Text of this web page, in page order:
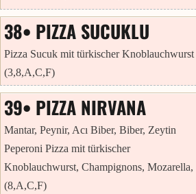
38• PIZZA SUCUKLU
Pizza Sucuk mit türkischer Knoblauchwurst
(3,8,A,C,F)
39• PIZZA NIRVANA
Mantar, Peynir, Acı Biber, Biber, Zeytin
Peperoni Pizza mit türkischer
Knoblauchwurst, Champignons,
(8,A,C,F)